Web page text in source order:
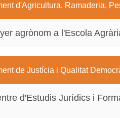
d'Agricultura, Ramaderia,
agrònom a l'Escola
de Justícia i Qualitat
d'Estudis Jurídics i